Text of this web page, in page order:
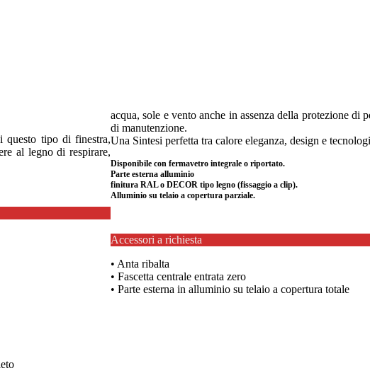
questo tipo di finestra,
al legno di respirare,
acqua, sole e vento anche in assenza della protezione di
di manutenzione.
Una Sintesi perfetta tra calore eleganza, design e
Disponibile con fermavetro integrale o riportato.
Parte esterna alluminio
finitura RAL o DECOR tipo legno (fissaggio a clip).
Alluminio su telaio a copertura parziale.
Accessori a richiesta
• Anta ribalta
• Fascetta centrale entrata zero
• Parte esterna in alluminio su telaio a copertura totale